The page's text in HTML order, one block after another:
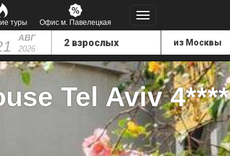
туры Офис м. Павелецкая
АВГ
2026
Tel Aviv 4****